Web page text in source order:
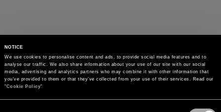
NOTICE
We use cookies to personalise content and ads, to provide social media features and to
analyse our traffic. We also share information about your use of our site with our social
media, advertising and analytics partners who may combine it with other information that
you’ve provided to them or that they’ve collected from your use of their services. Read our
"Cookie Policy"